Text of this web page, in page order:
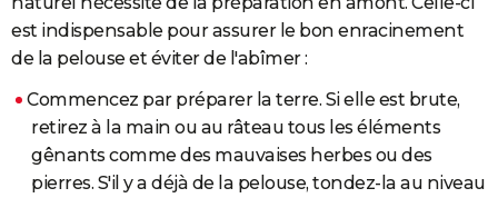
est indispensable pour assurer le bon enracinement
de la pelouse et éviter de l'abîmer :
Commencez par préparer la terre. Si elle est brute,
retirez à la main ou au râteau tous les éléments
gênants comme des mauvaises herbes ou des
pierres. S'il y a déjà de la pelouse, tondez-la au niveau